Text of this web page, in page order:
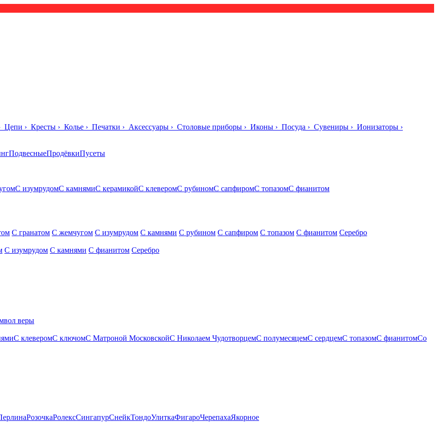
Цепи › Кресты › Колье › Печатки › Аксессуары › Столовые приборы › Иконы › Посуда › Сувениры › Ионизаторы ›
ПодвесныеПродёвкиПусеты
С изумрудомС камнямиС керамикойС клеверомС рубиномС сапфиромС топазомС фианитом
С гранатом С жемчугом С изумрудом С камнями С рубином С сапфиром С топазом С фианитом Серебро
С изумрудом С камнями С фианитом Серебро
веры
С клеверомС ключомС Матроной МосковскойС Николаем ЧудотворцемС полумесяцемС сердцемС топазомС фианитомСо
РозочкаРолексСингапурСнейкТондоУлиткаФигароЧерепахаЯкорное